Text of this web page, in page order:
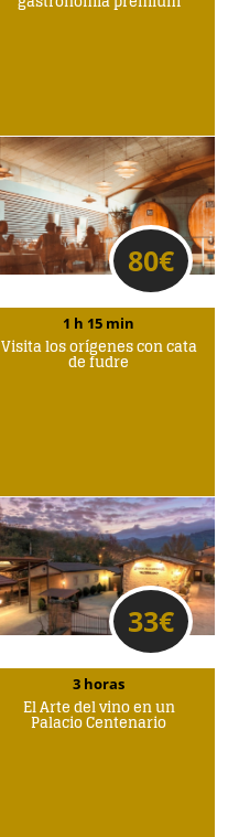
80€
3 horas
El Arte del vino en un
Palacio Centenario
1 h 15 min
Visita los orígenes con cata
de fudre
33€